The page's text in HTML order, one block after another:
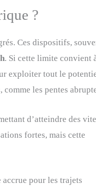
?
Ces dispositifs,
. Si cette limite convient
exploiter tout le
les pentes
d’atteindre des
fortes, mais cette
accrue pour les trajets